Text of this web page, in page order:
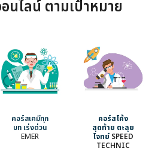
นไลน์ ตามเป้าหมาย
คอร์สเคมีทุก
บท เร่งด่วน
EMER
คอร์สโค้ง
สุดท้าย ตะลุย
โจทย์ SPEED
TECHNIC